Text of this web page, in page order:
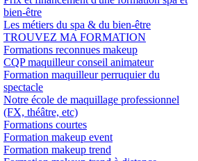
bien-être
Les métiers du spa & du bien-être
TROUVEZ MA FORMATION
Formations reconnues makeup
CQP maquilleur conseil animateur
Formation maquilleur perruquier du
spectacle
Notre école de maquillage professionnel
(FX, théâtre, etc)
Formations courtes
Formation makeup event
Formation makeup trend